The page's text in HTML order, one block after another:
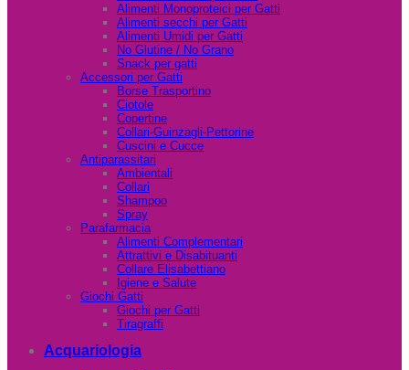
Alimenti Monoproteici per Gatti
Alimenti secchi per Gatti
Alimenti Umidi per Gatti
No Glutine / No Grano
Snack per gatti
Accessori per Gatti
Borse Trasportino
Ciotole
Copertine
Collari-Guinzagli-Pettorine
Cuscini e Cucce
Antiparassitari
Ambientali
Collari
Shampoo
Spray
Parafarmacia
Alimenti Complementari
Attrattivi e Disabituanti
Collare Elisabettiano
Igiene e Salute
Giochi Gatti
Giochi per Gatti
Tiragraffi
Acquariologia